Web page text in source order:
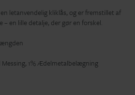
letanvendelig kliklås, og er fremstillet af
en lille detalje, der gør en forskel.
Messing, 1% Ædelmetalbelægning